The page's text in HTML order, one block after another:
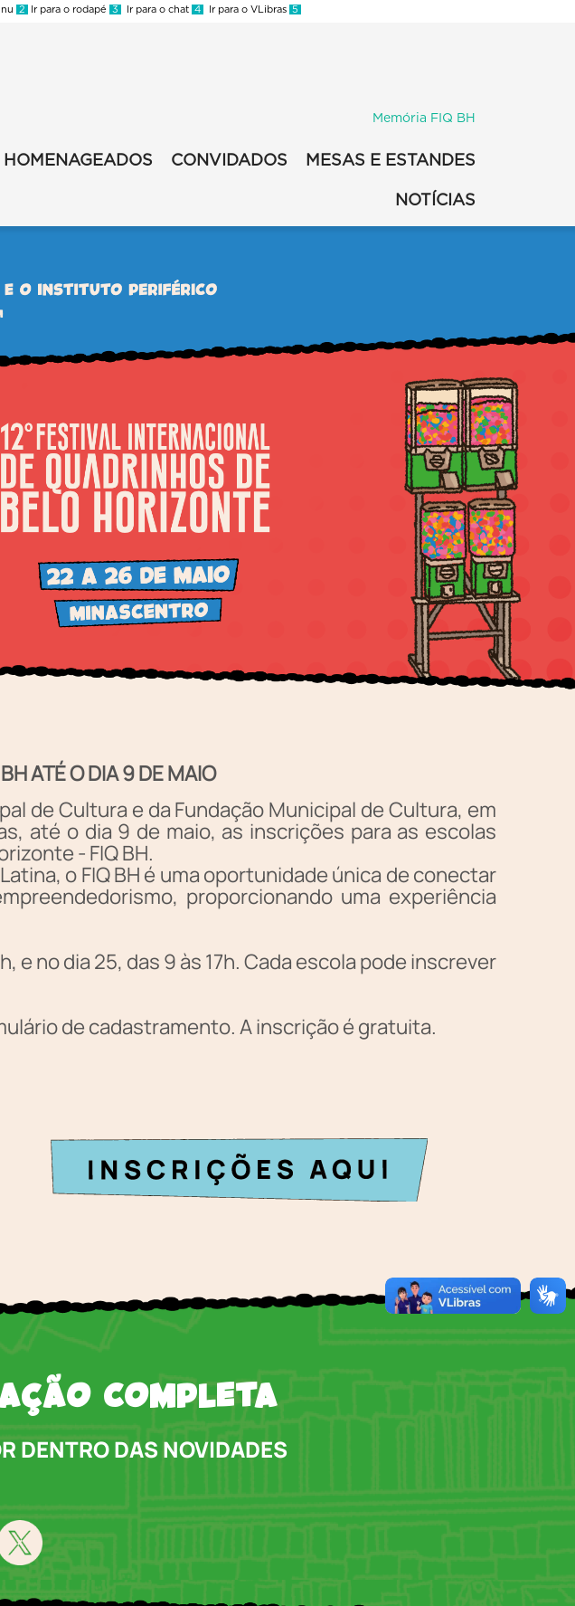
2 Ir para o rodapé 3 Ir para o chat 4 Ir para o VLibras 5
Memória FIQ BH
HOMENAGEADOS CONVIDADOS MESAS E ESTANDES
NOTÍCIAS
ATÉ O DIA 9 DE MAIO
de Cultura e da Fundação Municipal de Cultura, em
até o dia 9 de maio, as inscrições para as escolas
- FIQ BH.
o FIQ BH é uma oportunidade única de conectar
proporcionando uma experiência
e no dia 25, das 9 às 17h. Cada escola pode inscrever
de cadastramento. A inscrição é gratuita.
COMPLETA
DENTRO DAS NOVIDADES